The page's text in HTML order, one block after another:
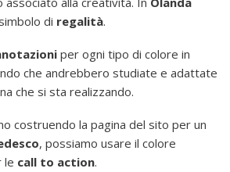
di regalità.
per ogni tipo di colore in
che andrebbero studiate e adattate
che si sta realizzando.
costruendo la pagina del sito per un
, possiamo usare il colore
le call to action.